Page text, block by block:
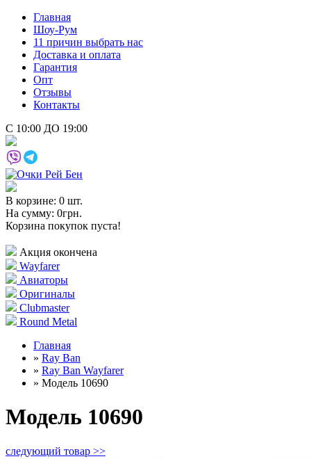
Главная
Шоу-Рум
11 причин выбрать нас
Доставка и оплата
Гарантия
Опт
Отзывы
Контакты
С 10:00 ДО 19:00
В корзине: 0 шт.
На сумму: 0грн.
Корзина покупок пуста!
Акция окончена
Wayfarer
Авиаторы
Оригиналы
Clubmaster
Round Metal
Главная
» Ray Ban
» Ray Ban Wayfarer
» Модель 10690
Модель 10690
следующий товар >>